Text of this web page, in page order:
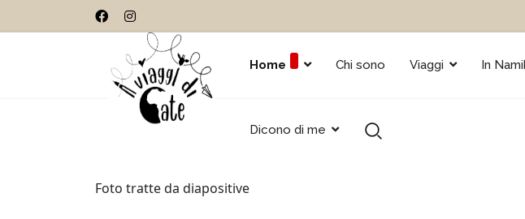
Home Chi sono Viaggi In
Dicono di me
Foto tratte da diapositive